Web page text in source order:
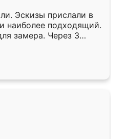
Эскизы прислали в
наиболее подходящий.
замера. Через 3
готова. Остались
Ренессанс
работу!